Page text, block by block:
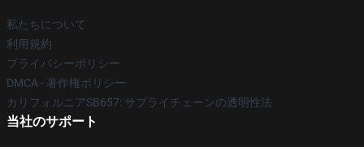
私たちについて
利用規約
プライバシーポリシー
DMCA - 著作権ポリシー
カリフォルニアSB657: サプライチェーンの透明性法
当社のサポート